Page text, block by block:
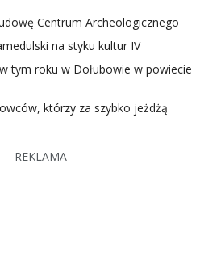
Centrum Archeologicznego
na styku kultur IV
tym roku w Dołubowie w powiecie
którzy za szybko jeżdżą
REKLAMA